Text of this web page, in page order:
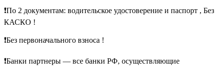
❗️По 2 документам: водительское удocтоверение и пaспорт , Без
КАСКО !
❗️Без первоначального взноса !
❗️Банки партнеры — все банки РФ, осуществляющие